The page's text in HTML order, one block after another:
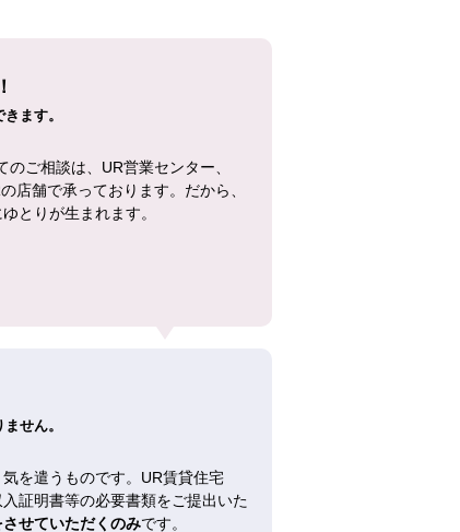
ます。
ご相談は、UR営業センター、
店舗で承っております。だから、
とりが生まれます。
せん。
を遣うものです。UR賃貸住宅
証明書等の必要書類をご提出いた
せていただくのみです。